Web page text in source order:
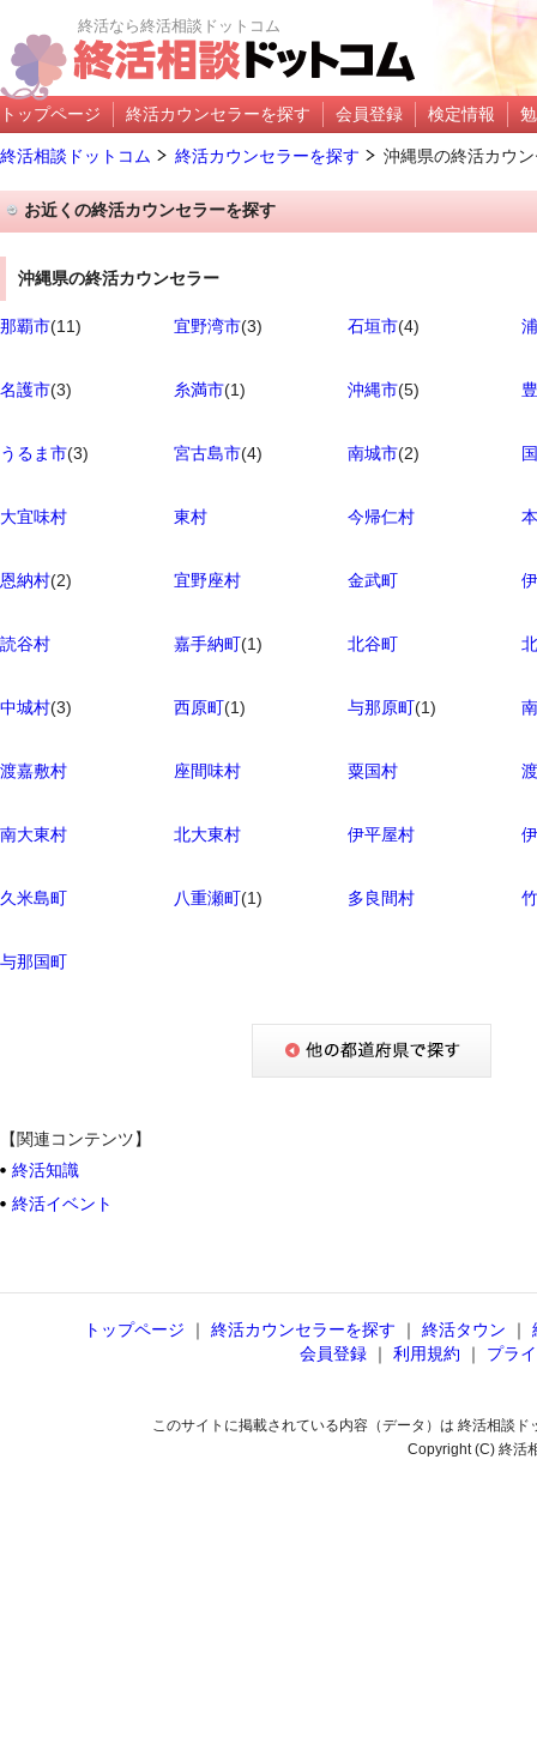
終活なら終活相談ドットコム
トップページ 終活カウンセラーを探す 会員登録 検定情報
終活相談ドットコム 終活カウンセラーを探す 沖縄県の終活カウ
お近くの終活カウンセラーを探す
沖縄県の終活カウンセラー
那覇市(11) 宜野湾市(3) 石垣市(4)
名護市(3) 糸満市(1) 沖縄市(5)
うるま市(3) 宮古島市(4) 南城市(2)
大宜味村 東村 今帰仁村
恩納村(2) 宜野座村 金武町
読谷村 嘉手納町(1) 北谷町
中城村(3) 西原町(1) 与那原町(1)
渡嘉敷村 座間味村 粟国村
南大東村 北大東村 伊平屋村
久米島町 八重瀬町(1) 多良間村
与那国町
【関連コンテンツ】
終活知識
終活イベント
トップページ ｜ 終活カウンセラーを探す ｜ 終活タウン ｜
会員登録 ｜ 利用規約 ｜ プラ
このサイトに掲載されている内容（データ）は 終活相談
Copyright (C) 終活